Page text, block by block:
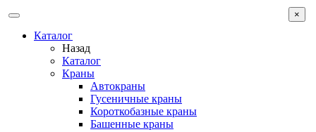
Каталог
Назад
Каталог
Краны
Автокраны
Гусеничные краны
Короткобазные краны
Башенные краны
×